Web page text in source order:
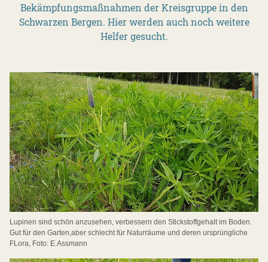
Bekämpfungsmaßnahmen der Kreisgruppe in den
Schwarzen Bergen. Hier werden auch noch weitere
Helfer gesucht.
Lupinen sind schön anzusehen, verbessern den Stickstoffgehalt im Boden.
Gut für den Garten,aber schlecht für Naturräume und deren ursprüngliche
FLora, Foto: E.Assmann